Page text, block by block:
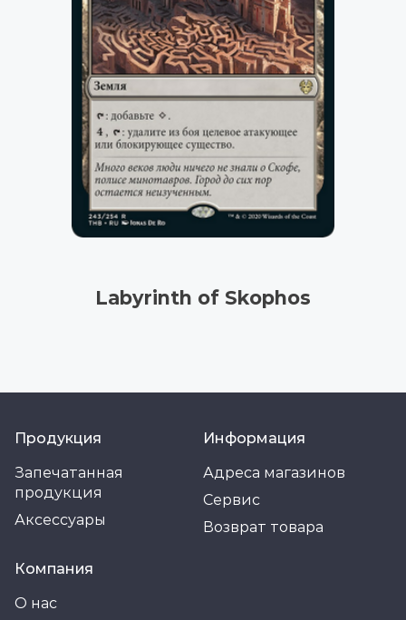
Labyrinth of Skophos
Продукция
Запечатанная
продукция
Аксессуары
Информация
Адреса магазинов
Сервис
Возврат товара
Компания
О нас